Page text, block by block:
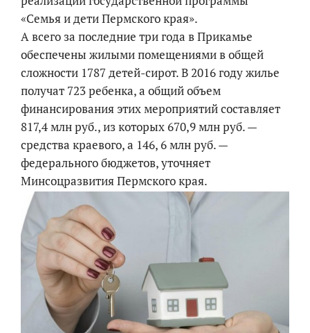
«Семья и дети Пермского края».
А всего за последние три года в Прикамье
обеспечены жилыми помещениями в общей
сложности 1787 детей-сирот. В 2016 году жилье
получат 723 ребенка, а общий объем
финансирования этих мероприятий составляет
817,4 млн руб., из которых 670,9 млн руб. —
средства краевого, а 146, 6 млн руб. —
федерального бюджетов, уточняет
Минсоцразвития Пермского края.